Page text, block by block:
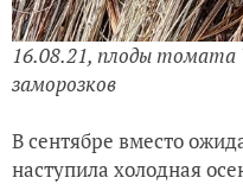
16.08.21, плоды томата
заморозков
В сентябре вместо
наступила холодная